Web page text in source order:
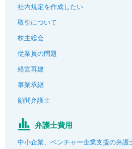
社内規定を作成したい
取引について
株主総会
従業員の問題
経営再建
事業承継
顧問弁護士
弁護士費用
中小企業、ベンチャー企業支援の弁護